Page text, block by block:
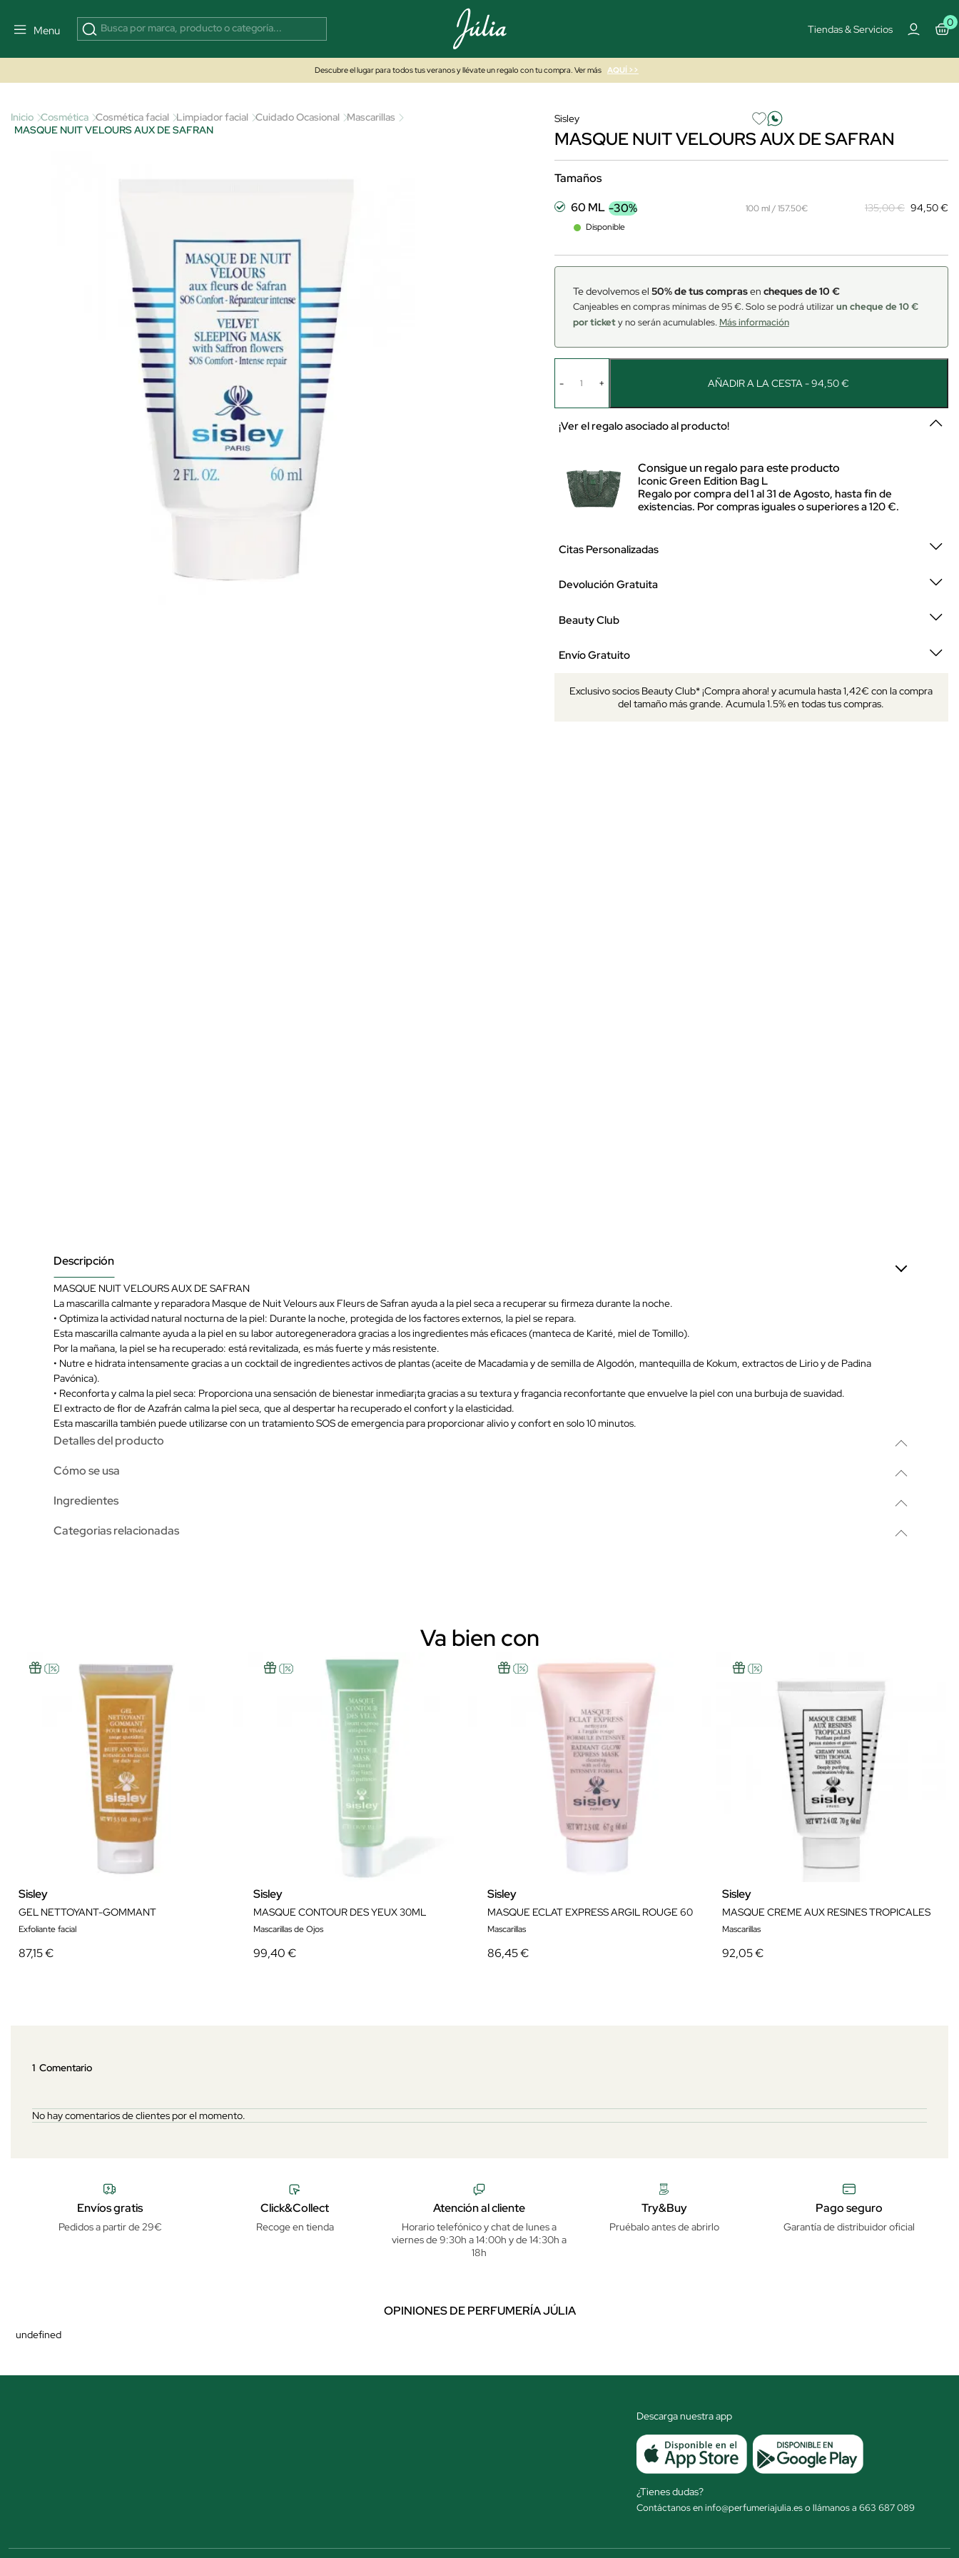
Menu Tiendas & Servicios
0
Descubre el lugar para todos tus veranos y llévate un regalo con tu compra. Ver más AQUÍ >>
Inicio Cosmética Cosmética facial Limpiador facial Cuidado Ocasional Mascarillas
MASQUE NUIT VELOURS AUX DE SAFRAN
Sisley
MASQUE NUIT VELOURS AUX DE SAFRAN
Tamaños
60 ML -30%
Disponible
100 ml / 157.50€ 135,00 € 94,50 €
Te devolvemos el 50% de tus comprasen cheques de 10 €
Canjeables en compras mínimas de 95 €. Solo se podrá utilizarun cheque de 10 €
por tickety no serán acumulables. Más información
- + AÑADIR A LA CESTA - 94,50 €
¡Ver el regalo asociado al producto!
Consigue un regalo para este producto
Iconic Green Edition Bag L
Regalo por compra del 1 al 31 de Agosto, hasta fin de
existencias. Por compras iguales o superiores a 120 €.
Citas Personalizadas
Devolución Gratuita
Beauty Club
Envío Gratuito
Exclusivo socios Beauty Club* ¡Compra ahora! y acumula hasta 1,42€ con la compra
del tamaño más grande. Acumula 1.5% en todas tus compras.
Descripción
MASQUE NUIT VELOURS AUX DE SAFRAN
La mascarilla calmante y reparadora Masque de Nuit Velours aux Fleurs de Safran ayuda a la piel seca a recuperar su firmeza durante la noche.
• Optimiza la actividad natural nocturna de la piel: Durante la noche, protegida de los factores externos, la piel se repara.
Esta mascarilla calmante ayuda a la piel en su labor autoregeneradora gracias a los ingredientes más eficaces (manteca de Karité, miel de Tomillo).
Por la mañana, la piel se ha recuperado: está revitalizada, es más fuerte y más resistente.
• Nutre e hidrata intensamente gracias a un cocktail de ingredientes activos de plantas (aceite de Macadamia y de semilla de Algodón, mantequilla de Kokum, extractos de Lirio y de Padina
Pavónica).
• Reconforta y calma la piel seca: Proporciona una sensación de bienestar inmediar¡ta gracias a su textura y fragancia reconfortante que envuelve la piel con una burbuja de suavidad.
El extracto de flor de Azafrán calma la piel seca, que al despertar ha recuperado el confort y la elasticidad.
Esta mascarilla también puede utilizarse con un tratamiento SOS de emergencia para proporcionar alivio y confort en solo 10 minutos.
Detalles del producto
Cómo se usa
Ingredientes
Categorias relacionadas
Va bien con
Sisley
GEL NETTOYANT-GOMMANT
Exfoliante facial
87,15 €
Sisley
MASQUE CONTOUR DES YEUX 30ML
Mascarillas de Ojos
99,40 €
Sisley
MASQUE ECLAT EXPRESS ARGIL ROUGE 60
Mascarillas
86,45 €
Sisley
MASQUE CREME AUX RESINES TROPICALES
Mascarillas
92,05 €
1 Comentario
No hay comentarios de clientes por el momento.
Envíos gratis
Pedidos a partir de 29€
Click&Collect
Recoge en tienda
Atención al cliente
Horario telefónico y chat de lunes a
viernes de 9:30h a 14:00h y de 14:30h a
18h
Try&Buy
Pruébalo antes de abrirlo
Pago seguro
Garantía de distribuidor oficial
OPINIONES DE PERFUMERÍA JÚLIA
undefined
Descarga nuestra app
¿Tienes dudas?
Contáctanos en info@perfumeriajulia.es o llámanos a 663 687 089